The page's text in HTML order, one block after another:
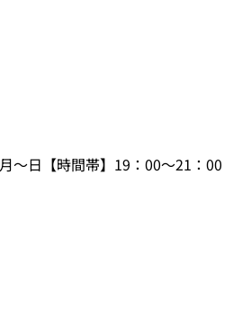
～日【時間帯】19：00～21：00